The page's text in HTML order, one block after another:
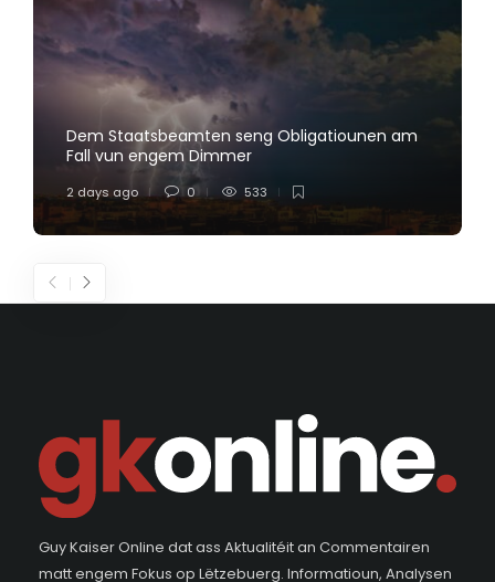
Dem Staatsbeamten seng Obligatiounen am
Fall vun engem Dimmer
2 days ago 0 533
Guy Kaiser Online dat ass Aktualitéit an Commentairen
matt engem Fokus op Lëtzebuerg. Informatioun, Analysen